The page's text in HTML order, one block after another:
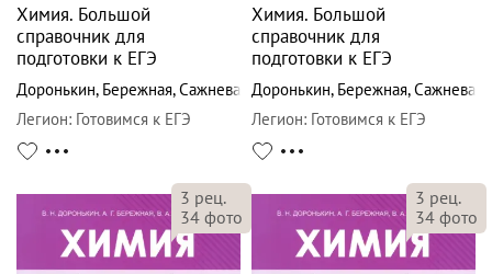
Химия. Большой
справочник для
подготовки к ЕГЭ
Доронькин, Бережная,Сажнева
Легион: Готовимся к ЕГЭ
Химия. Большой
справочник для
подготовки к ЕГЭ
Доронькин, Бережная,Сажнева
Легион: Готовимся к ЕГЭ
3 рец.
34 фото
3 рец.
34 фото